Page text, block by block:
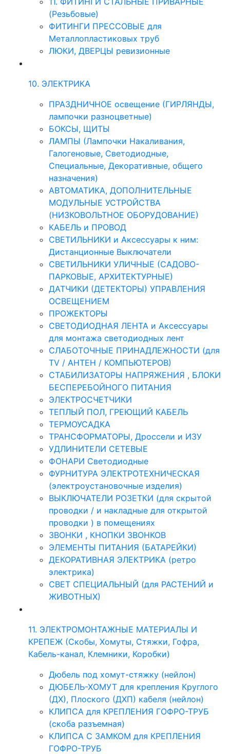
(Резьбовые)
ФИТИНГИ ПРЕССОВЫЕ для
Металлопластиковых труб
ЛЮКИ, ДВЕРЦЫ ревизионные
10. ЭЛЕКТРИКА
ПРАЗДНИЧНОЕ освещение (ГИРЛЯНДЫ,
лампочки разноцветные)
БОКСЫ, ЩИТЫ
ЛАМПЫ (Лампочки Накаливания,
Галогеновые, Светодиодные,
Специальные, Декоративные, общего
назначения)
АВТОМАТИКА, ДОПОЛНИТЕЛЬНЫЕ
МОДУЛЬНЫЕ УСТРОЙСТВА
(НИЗКОВОЛЬТНОЕ ОБОРУДОВАНИЕ)
КАБЕЛЬ и ПРОВОД
СВЕТИЛЬНИКИ и Аксессуары к ним:
Дистанционные Выключатели
СВЕТИЛЬНИКИ УЛИЧНЫЕ (САДОВО-
ПАРКОВЫЕ, АРХИТЕКТУРНЫЕ)
ДАТЧИКИ (ДЕТЕКТОРЫ) УПРАВЛЕНИЯ
ОСВЕЩЕНИЕМ
ПРОЖЕКТОРЫ
СВЕТОДИОДНАЯ ЛЕНТА и Аксессуары
для монтажа светодиодных лент
СЛАБОТОЧНЫЕ ПРИНАДЛЕЖНОСТИ (для
TV / АНТЕН / КОМПЬЮТЕРОВ)
СТАБИЛИЗАТОРЫ НАПРЯЖЕНИЯ , БЛОКИ
БЕСПЕРЕБОЙНОГО ПИТАНИЯ
ЭЛЕКТРОСЧЕТЧИКИ
ТЕПЛЫЙ ПОЛ, ГРЕЮЩИЙ КАБЕЛЬ
ТЕРМОУСАДКА
ТРАНСФОРМАТОРЫ, Дроссели и ИЗУ
УДЛИНИТЕЛИ СЕТЕВЫЕ
ФОНАРИ Светодиодные
ФУРНИТУРА ЭЛЕКТРОТЕХНИЧЕСКАЯ
(электроустановочные изделия)
ВЫКЛЮЧАТЕЛИ РОЗЕТКИ (для скрытой
проводки / и накладные для открытой
проводки ) в помещениях
ЗВОНКИ , КНОПКИ ЗВОНКОВ
ЭЛЕМЕНТЫ ПИТАНИЯ (БАТАРЕЙКИ)
ДЕКОРАТИВНАЯ ЭЛЕКТРИКА (ретро
электрика)
СВЕТ СПЕЦИАЛЬНЫЙ (для РАСТЕНИЙ и
ЖИВОТНЫХ)
11. ЭЛЕКТРОМОНТАЖНЫЕ МАТЕРИАЛЫ И
КРЕПЕЖ (Скобы, Хомуты, Стяжки, Гофра,
Кабель-канал, Клемники, Коробки)
Дюбель под хомут-стяжку (нейлон)
ДЮБЕЛЬ-ХОМУТ для крепления Круглого
(ДХ), Плоского (ДХП) кабеля (нейлон)
КЛИПСА для КРЕПЛЕНИЯ ГОФРО-ТРУБ
(скоба разъемная)
КЛИПСА С ЗАМКОМ для КРЕПЛЕНИЯ
ГОФРО-ТРУБ